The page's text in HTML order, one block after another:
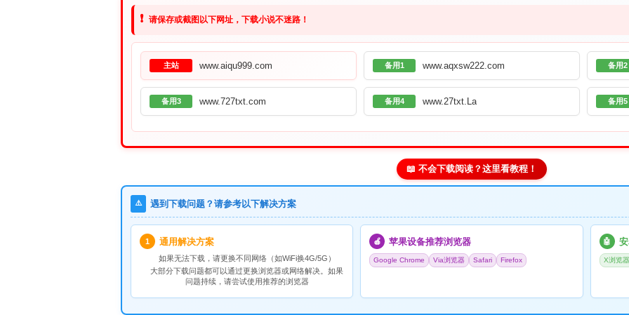
❗ 请保存或截图以下网址，下载小说不迷路！
主站 www.aiqu999.com 备用1 www.aqxsw222.com 备用2
备用3 www.727txt.com 备用4 www.27txt.La 备用5
📖 不会下载阅读？这里看教程！
⚠️ 遇到下载问题？请参考以下解决方案
1 通用解决方案
如果无法下载，请更换不同网络（如WiFi换4G/5G）
大部分下载问题都可以通过更换浏览器或网络解决。如果
问题持续，请尝试使用推荐的浏览器
🍎 苹果设备推荐浏览器
Google Chrome Via浏览器 Safari Firefox
🤖
X浏览器